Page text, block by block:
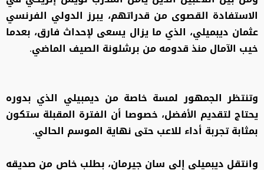
الاستفادة القصوى من قدراتهم، يبرز الدولي الفرنسي
عثمان ديبميلي، الذي ما يزال يسعى لإحداث فارق، بعدما
خيب الآمال منذ قدومه من برشلونة الصيف الماضي.
وتنتظر الجمهور لمسة خاصة من ديمبيلي الذي بدوره
يحتاج لتقديم الأفضل، خصوصا أن الفترة المقبلة ستكون
بمثابة تجربة أداء للاعب حتى نهاية الموسم الحالي.
وانتقل ديبميلي إلى سان جيرمان، بطلب خاص من صديقه